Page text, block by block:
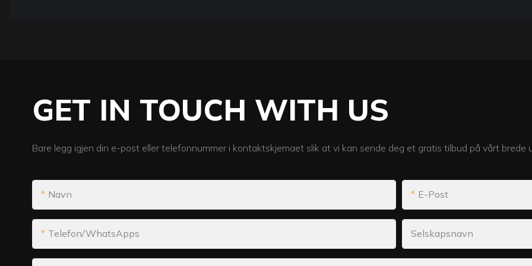
GET IN TOUCH WITH US
Bare legg igjen din e-post eller telefonnummer i kontaktskjemaet slik at vi kan sende deg et gratis tilbud på vårt brede
Navn E-Post
Telefon/WhatsApps Selskapsnavn